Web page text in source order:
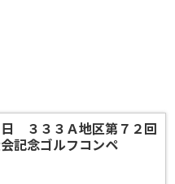
日 ３３３Ａ地区第７２回
記念ゴルフコンペ